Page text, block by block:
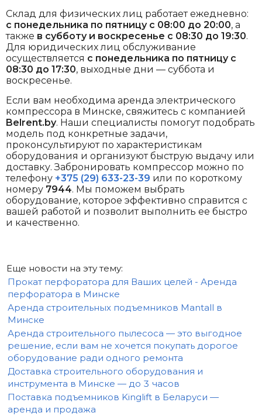
Склад для физических лиц работает ежедневно:
с понедельника по пятницу с 08:00 до 20:00, а
также в субботу и воскресенье с 08:30 до 19:30.
Для юридических лиц обслуживание
осуществляется с понедельника по пятницу с
08:30 до 17:30, выходные дни — суббота и
воскресенье.
Если вам необходима аренда электрического
компрессора в Минске, свяжитесь с компанией
Belrent.by. Наши специалисты помогут подобрать
модель под конкретные задачи,
проконсультируют по характеристикам
оборудования и организуют быструю выдачу или
доставку. Забронировать компрессор можно по
телефону +375 (29) 633-23-39 или по короткому
номеру 7944. Мы поможем выбрать
оборудование, которое эффективно справится с
вашей работой и позволит выполнить ее быстро
и качественно.
Еще новости на эту тему:
Прокат перфоратора для Ваших целей - Аренда
перфоратора в Минске
Аренда строительных подъемников Mantall в
Минске
Аренда строительного пылесоса — это выгодное
решение, если вам не хочется покупать дорогое
оборудование ради одного ремонта
Доставка строительного оборудования и
инструмента в Минске — до 3 часов
Поставка подъемников Kinglift в Беларуси —
аренда и продажа